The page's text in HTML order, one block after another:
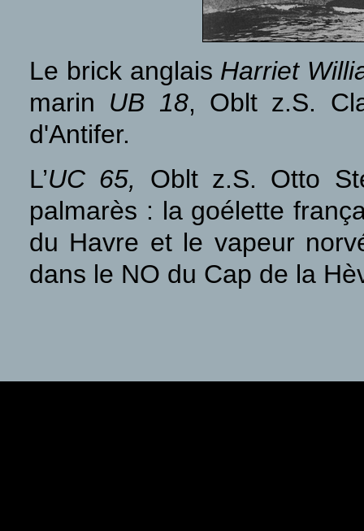
Le brick anglais Harriet
marin UB 18, Oblt z.S.
d'Antifer.
L’UC 65, Oblt z.S. Otto
palmarès : la goélette
du Havre et le vapeur
dans le NO du Cap de la